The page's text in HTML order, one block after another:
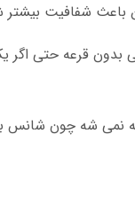
باعث شفافیت
بدون قرعه حتی
نمی شه چون شانس